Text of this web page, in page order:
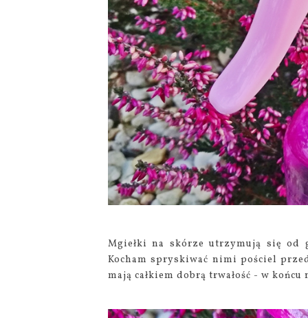
Mgiełki na skórze utrzymują się
Kocham spryskiwać nimi pościel
mają całkiem dobrą trwałość - w